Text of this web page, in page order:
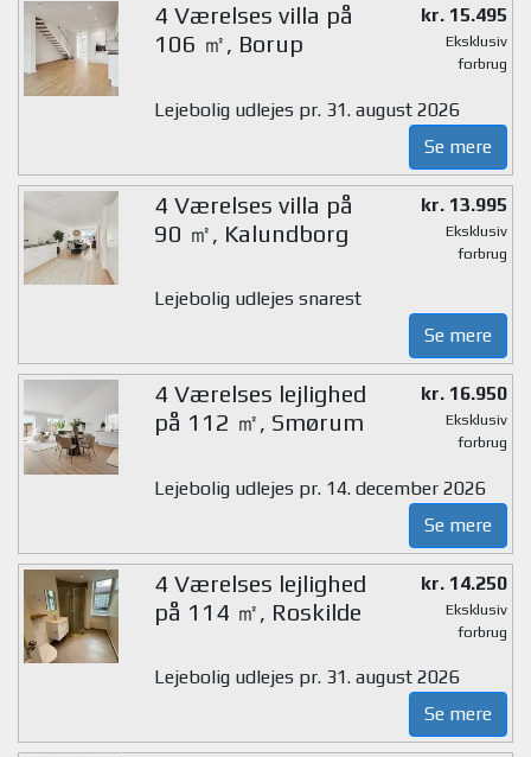
4 Værelses villa på
106 ㎡, Borup
kr. 15.495
Eksklusiv
forbrug
Lejebolig udlejes pr. 31. august 2026
Se mere
4 Værelses villa på
90 ㎡, Kalundborg
kr. 13.995
Eksklusiv
forbrug
Lejebolig udlejes snarest
Se mere
4 Værelses lejlighed
på 112 ㎡, Smørum
kr. 16.950
Eksklusiv
forbrug
Lejebolig udlejes pr. 14. december 2026
Se mere
4 Værelses lejlighed
på 114 ㎡, Roskilde
kr. 14.250
Eksklusiv
forbrug
Lejebolig udlejes pr. 31. august 2026
Se mere